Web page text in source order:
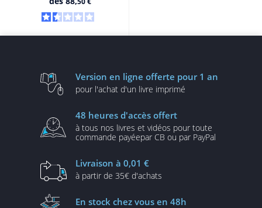
Version en ligne offerte pour 1 an
pour l'achat d'un livre imprimé
48 heures d'accès offert
à tous nos livres et vidéos pour toute
commande payéepar CB ou par PayPal
Livraison à 0,01 €
à partir de 35€ d'achats
En stock chez vous en 48h